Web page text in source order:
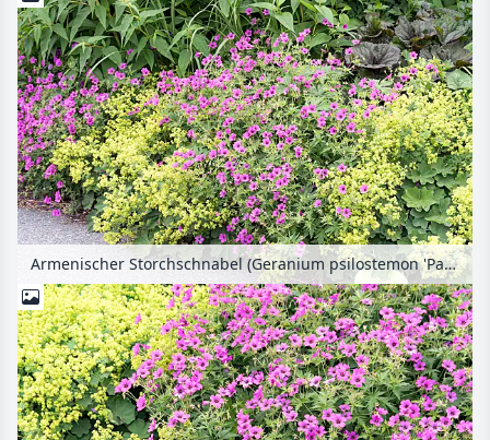
Armenischer Storchschnabel (Geranium psilostemon 'Patricia') und Weicher Frauenmantel (Alchemilla mollis)